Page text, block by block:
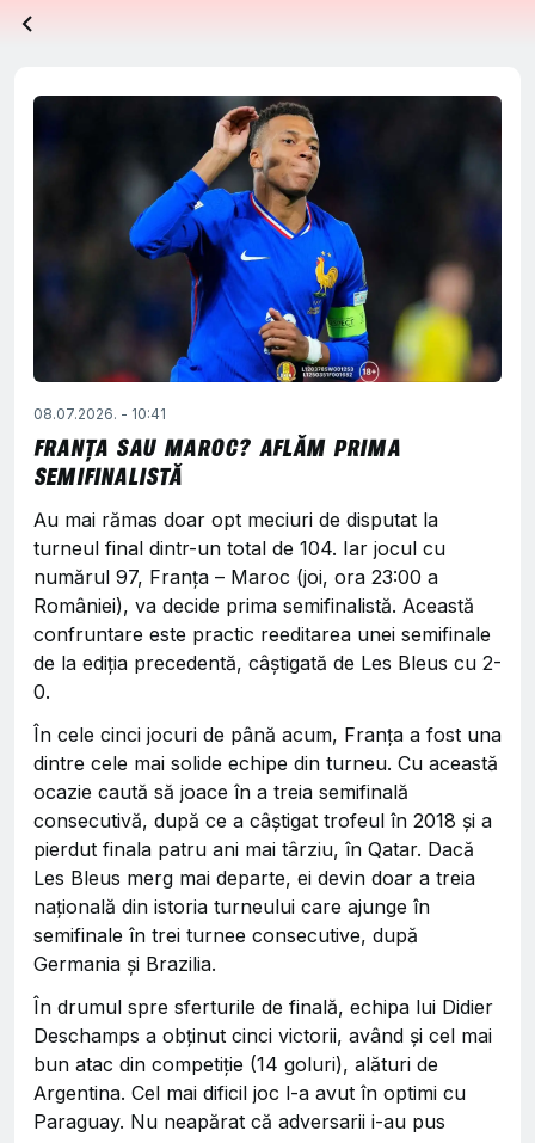
08.07.2026. - 10:41
FRANȚA SAU MAROC? AFLĂM PRIMA
SEMIFINALISTĂ
Au mai rămas doar opt meciuri de disputat la
turneul final dintr-un total de 104. Iar jocul cu
numărul 97, Franța – Maroc (joi, ora 23:00 a
României), va decide prima semifinalistă. Această
confruntare este practic reeditarea unei semifinale
de la ediția precedentă, câștigată de Les Bleus cu 2-
0.
În cele cinci jocuri de până acum, Franța a fost una
dintre cele mai solide echipe din turneu. Cu această
ocazie caută să joace în a treia semifinală
consecutivă, după ce a câștigat trofeul în 2018 și a
pierdut finala patru ani mai târziu, în Qatar. Dacă
Les Bleus merg mai departe, ei devin doar a treia
națională din istoria turneului care ajunge în
semifinale în trei turnee consecutive, după
Germania și Brazilia.
În drumul spre sferturile de finală, echipa lui Didier
Deschamps a obținut cinci victorii, având și cel mai
bun atac din competiție (14 goluri), alături de
Argentina. Cel mai dificil joc l-a avut în optimi cu
Paraguay. Nu neapărat că adversarii i-au pus